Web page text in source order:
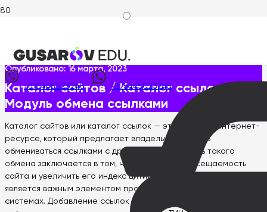
+375445023245 +375445023245
сайтов / Каталог ссылок / Модуль обмена ссылками
Опубликовано: 16 марта, 2023
Каталог сайтов / Каталог ссылок /
Модуль обмена ссылками
Каталог сайтов или каталог ссылок — это раздел в интернет-
ресурсе, который предлагает владельцам сайтов
обмениваться ссылками с другими сайтами. Цель такого
обмена заключается в том, чтобы повысить посещаемость
сайта и увеличить его индекс цитирования. Обмен ссылками
является важным элементом продвижения сайта в поисковых
системах. Добавление ссылок может быть как платным (если